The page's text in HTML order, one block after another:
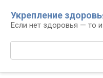
контенту
Укрепление
Если нет здоровья — то
Поиск: